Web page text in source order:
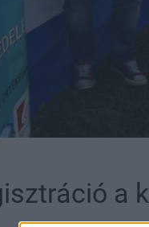
a